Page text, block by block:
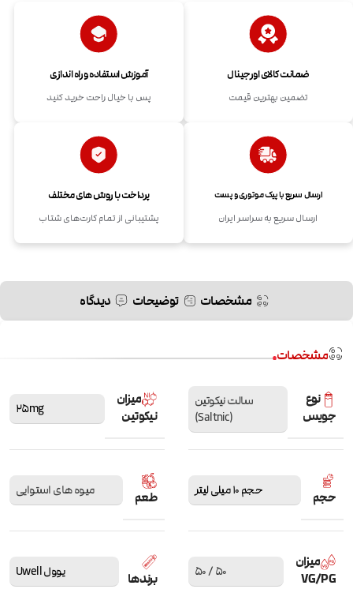
ضمانت کالای اورجینال
تضمین بهترین قیمت
آموزش استفاده و راه اندازی
پس با خیال راحت خرید کنید
ارسال سریع با پیک موتوری و پست
ارسال سریع به سراسر ایران
پرداخت با روش های مختلف
پشتیبانی از تمام کارت‌های شتاب
مشخصات توضیحات دیدگاه
مشخصات
نوع
جویس
سالت نیکوتین
(Saltnic)
میزان
نیکوتین
25mg
حجم حجم 10 میلی لیتر طعم میوه های استوایی
میزان
VG/PG
50 / 50 برندها یوول Uwell